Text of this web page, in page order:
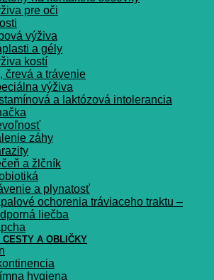
pre oči
výživa
a gély
kostí
črevá a trávenie
výživa
a laktózová intolerancia
záhy
a žlčník
a plynatosť
ochorenia tráviaceho traktu –
liečba
CESTY A OBLIČKY
hygiena